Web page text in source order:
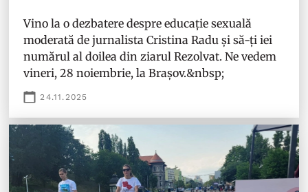
Vino la o dezbatere despre educație sexuală
moderată de jurnalista Cristina Radu și să-ți iei
numărul al doilea din ziarul Rezolvat. Ne vedem
vineri, 28 noiembrie, la Brașov.&nbsp;
24.11.2025